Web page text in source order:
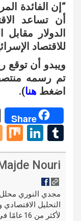
“إن الفائدة
أن تساعد
الدولار
للاقتصاد
ويبدو أن توقع
تم رسمه
اضغط هنا).
Share
T
u
m
bl
r
Li
n
ke
n
Nouri
مجدي النوري
التحليل الاقتصادي
لأكثر